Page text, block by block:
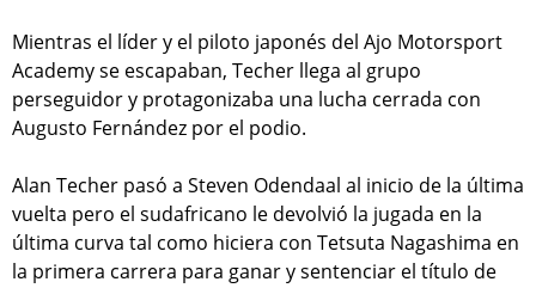
Mientras el líder y el piloto japonés del Ajo Motorsport
Academy se escapaban, Techer llega al grupo
perseguidor y protagonizaba una lucha cerrada con
Augusto Fernández por el podio.
Alan Techer pasó a Steven Odendaal al inicio de la última
vuelta pero el sudafricano le devolvió la jugada en la
última curva tal como hiciera con Tetsuta Nagashima en
la primera carrera para ganar y sentenciar el título de